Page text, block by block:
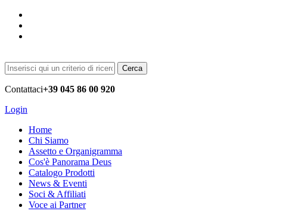
Cerca
Contattaci+39 045 86 00 920
Login
Home
Chi Siamo
Assetto e Organigramma
Cos'è Panorama Deus
Catalogo Prodotti
News & Eventi
Soci & Affiliati
Voce ai Partner